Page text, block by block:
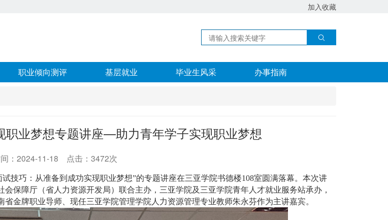
加入收藏
职业倾向测评 基层就业 毕业生风采 办事指南
职业梦想专题讲座—助力青年学子实现职业梦想
：2024-11-18 点击：3472次
技巧：从准备到成功实现职业梦想”的专题讲座在三亚学院书德楼108室圆满落幕。本次讲
保障厅（省人力资源开发局）联合主办，三亚学院及三亚学院青年人才就业服务站承办，
金牌职业导师、现任三亚学院管理学院人力资源管理专业教师朱永芬作为主讲嘉宾。